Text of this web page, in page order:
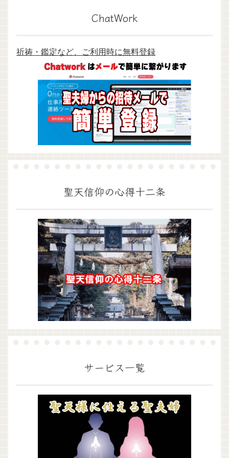
ChatWork
祈祷・鑑定など、ご利用時に無料登録
聖天信仰の心得十二条
サービス一覧